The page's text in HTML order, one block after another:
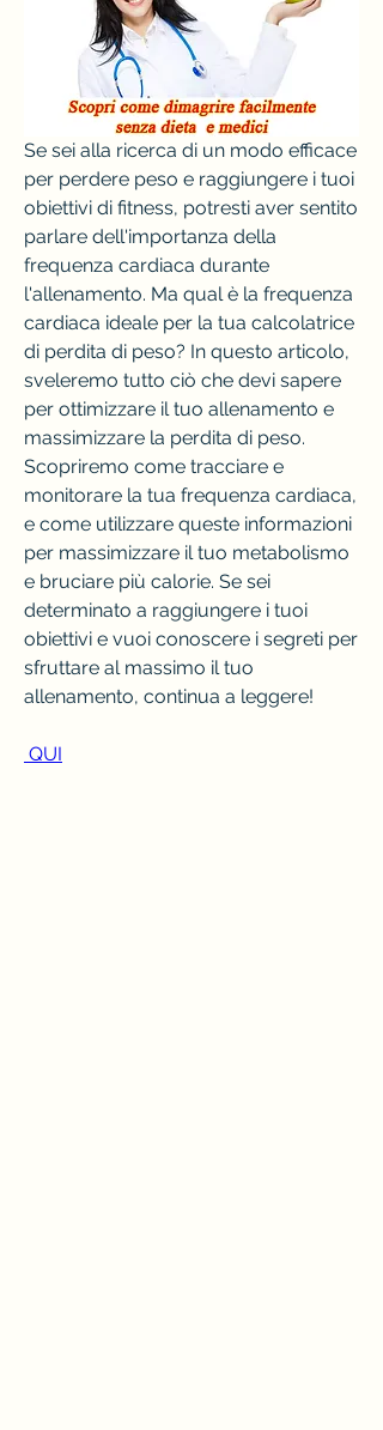
Se sei alla ricerca di un modo efficace
per perdere peso e raggiungere i tuoi
obiettivi di fitness, potresti aver sentito
parlare dell'importanza della
frequenza cardiaca durante
l'allenamento. Ma qual è la frequenza
cardiaca ideale per la tua calcolatrice
di perdita di peso? In questo articolo,
sveleremo tutto ciò che devi sapere
per ottimizzare il tuo allenamento e
massimizzare la perdita di peso.
Scopriremo come tracciare e
monitorare la tua frequenza cardiaca,
e come utilizzare queste informazioni
per massimizzare il tuo metabolismo
e bruciare più calorie. Se sei
determinato a raggiungere i tuoi
obiettivi e vuoi conoscere i segreti per
sfruttare al massimo il tuo
allenamento, continua a leggere!
QUI